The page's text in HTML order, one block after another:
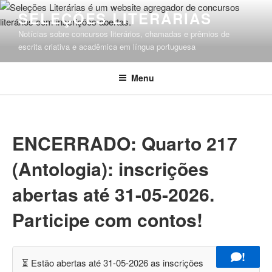
Pular
para
conteúdo
SELEÇÕES LITERÁRIAS
Notícias sobre concursos literários, chamadas e prêmios de
escrita criativa e acadêmica em língua portuguesa
Menu
ENCERRADO: Quarto 217
(Antologia): inscrições
abertas até 31-05-2026.
Participe com contos!
!
⏳ Estão abertas até 31-05-2026 as inscrições